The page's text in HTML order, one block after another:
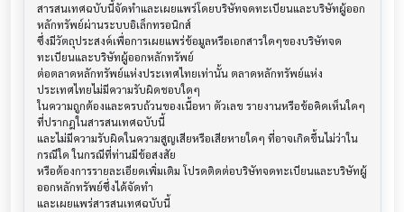
สารสนเทศฉบับนี้จัดทำและเผยแพร่โดยบริษัทจดทะเบียนและบริษัทผู้ออก
หลักทรัพย์ผ่านระบบอิเล็กทรอนิกส์
ซึ่งมีวัตถุประสงค์เพื่อการเผยแพร่ข้อมูลหรือเอกสารใดๆของบริษัทจด
ทะเบียนและบริษัทผู้ออกหลักทรัพย์
ต่อตลาดหลักทรัพย์แห่งประเทศไทยเท่านั้น ตลาดหลักทรัพย์แห่ง
ประเทศไทยไม่มีความรับผิดชอบใดๆ
ในความถูกต้องและครบถ้วนของเนื้อหา ตัวเลข รายงานหรือข้อคิดเห็นใดๆ
ที่ปรากฎในสารสนเทศฉบับนี้
และไม่มีความรับผิดในความสูญเสียหรือเสียหายใดๆ ที่อาจเกิดขึ้นไม่ว่าใน
กรณีใด ในกรณีที่ท่านมีข้อสงสัย
หรือต้องการรายละเอียดเพิ่มเติม โปรดติดต่อบริษัทจดทะเบียนและบริษัทผู้
ออกหลักทรัพย์ซึ่งได้จัดทำ
และเผยแพร่สารสนเทศฉบับนี้